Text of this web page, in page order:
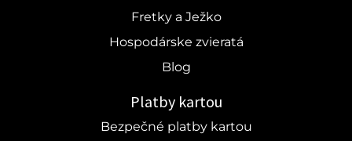
Fretky a Ježko
Hospodárske zvieratá
Blog
Platby kartou
Bezpečné platby kartou